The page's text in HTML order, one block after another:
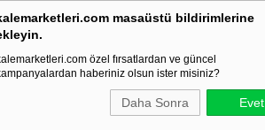
masaüstü bildirimlerine
özel fırsatlardan ve güncel
haberiniz olsun ister misiniz?
Daha Sonra Evet